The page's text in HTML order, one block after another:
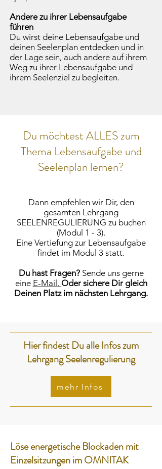
Andere zu ihrer Lebensaufgabe
führen
Du wirst deine Lebensaufgabe und
deinen Seelenplan entdecken und in
der Lage sein, auch andere auf ihrem
Weg zu ihrer Lebensaufgabe und
ihrem Seelenziel zu begleiten.
Du möchtest ALLES zum
Thema Lebensaufgabe und
Seelenplan lernen?
Dann empfehlen wir Dir, den
gesamten Lehrgang
SEELENREGULIERUNG zu buchen
(Modul 1 - 3).
Eine Vertiefung zur Lebensaufgabe
findet im Modul 3 statt.
Du hast Fragen?Sende uns gerne
eine E-Mail. Oder sichere Dir gleich
Deinen Platz im nächsten Lehrgang.
Hier findest Du alle Infos zum
Lehrgang Seelenregulierung
mehr Infos
Löse energetische Blockaden mit
Einzelsitzungen im OMNITAK